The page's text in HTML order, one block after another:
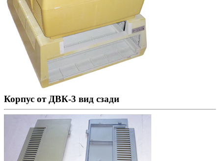
Корпус от ДВК-3 вид сзади